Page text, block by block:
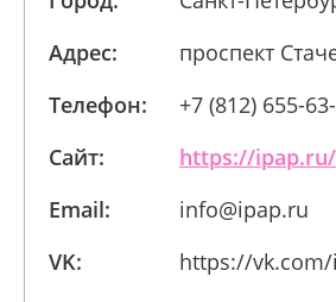
Адрес:
проспект
Телефон:
+7 (812) 655-
Сайт:
https://ipap.ru/
Email:
info@ipap.ru
VK:
https://